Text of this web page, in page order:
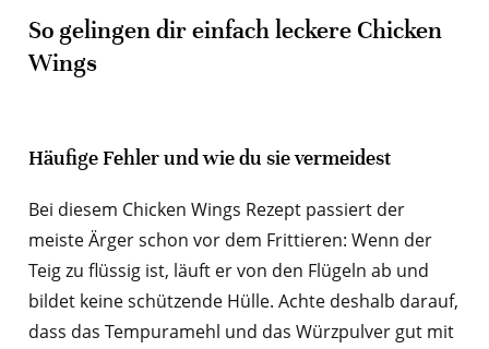
So gelingen dir einfach leckere Chicken
Wings
Häufige Fehler und wie du sie vermeidest
Bei diesem Chicken Wings Rezept passiert der
meiste Ärger schon vor dem Frittieren: Wenn der
Teig zu flüssig ist, läuft er von den Flügeln ab und
bildet keine schützende Hülle. Achte deshalb darauf,
dass das Tempuramehl und das Würzpulver gut mit